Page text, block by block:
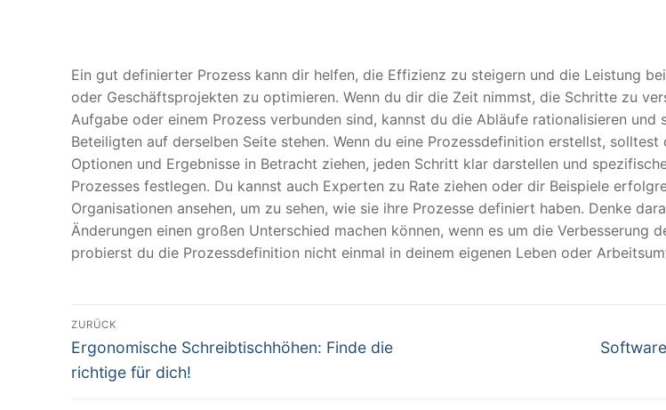
Ein gut definierter Prozess kann dir helfen, die Effizienz zu steigern und die Leistung
oder Geschäftsprojekten zu optimieren. Wenn du dir die Zeit nimmst, die Schritte zu
Aufgabe oder einem Prozess verbunden sind, kannst du die Abläufe rationalisieren und
Beteiligten auf derselben Seite stehen. Wenn du eine Prozessdefinition erstellst, solltest
Optionen und Ergebnisse in Betracht ziehen, jeden Schritt klar darstellen und
Prozesses festlegen. Du kannst auch Experten zu Rate ziehen oder dir Beispiele
Organisationen ansehen, um zu sehen, wie sie ihre Prozesse definiert haben. Denke
Änderungen einen großen Unterschied machen können, wenn es um die Verbesserung
probierst du die Prozessdefinition nicht einmal in deinem eigenen Leben oder
Beitragsnavigation
ZURÜCK
Vorheriger
Beitrag:
Ergonomische Schreibtischhöhen: Finde die
richtige für dich!
Nächster